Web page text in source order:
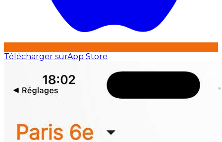
Télécharger surApp Store